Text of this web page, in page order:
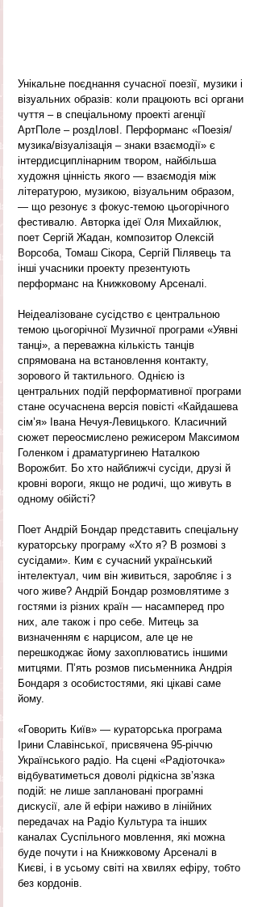
Унікальне поєднання сучасної поезії, музики і
візуальних образів: коли працюють всі органи
чуття – в спеціальному проекті агенції
АртПоле – роздІловI. Перформанс «Поезія/
музика/візуалізація – знаки взаємодії» є
інтердисциплінарним твором, найбільша
художня цінність якого — взаємодія між
літературою, музикою, візуальним образом,
— що резонує з фокус-темою цьогорічного
фестивалю. Авторка ідеї Оля Михайлюк,
поет Сергій Жадан, композитор Олексій
Ворсоба, Томаш Сікора, Сергій Пілявець та
інші учасники проекту презентують
перформанс на Книжковому Арсеналі.
Неідеалізоване сусідство є центральною
темою цьогорічної Музичної програми «Уявні
танці», а переважна кількість танців
спрямована на встановлення контакту,
зорового й тактильного. Однією із
центральних подій перформативної програми
стане осучаснена версія повісті «Кайдашева
сім’я» Івана Нечуя-Левицького. Класичний
сюжет переосмислено режисером Максимом
Голенком і драматургинею Наталкою
Ворожбит. Бо хто найближчі сусіди, друзі й
кровні вороги, якщо не родичі, що живуть в
одному обійсті?
Поет Андрій Бондар представить спеціальну
кураторську програму «Хто я? В розмові з
сусідами». Ким є сучасний український
інтелектуал, чим він живиться, заробляє і з
чого живе? Андрій Бондар розмовлятиме з
гостями із різних країн — насамперед про
них, але також і про себе. Митець за
визначенням є нарцисом, але це не
перешкоджає йому захоплюватись іншими
митцями. П’ять розмов письменника Андрія
Бондаря з особистостями, які цікаві саме
йому.
«Говорить Київ» — кураторська програма
Ірини Славінської, присвячена 95-річчю
Українського радіо. На сцені «Радіоточка»
відбуватиметься доволі рідкісна зв’язка
подій: не лише заплановані програмні
дискусії, але й ефіри наживо в лінійних
передачах на Радіо Культура та інших
каналах Суспільного мовлення, які можна
буде почути і на Книжковому Арсеналі в
Києві, і в усьому світі на хвилях ефіру, тобто
без кордонів.